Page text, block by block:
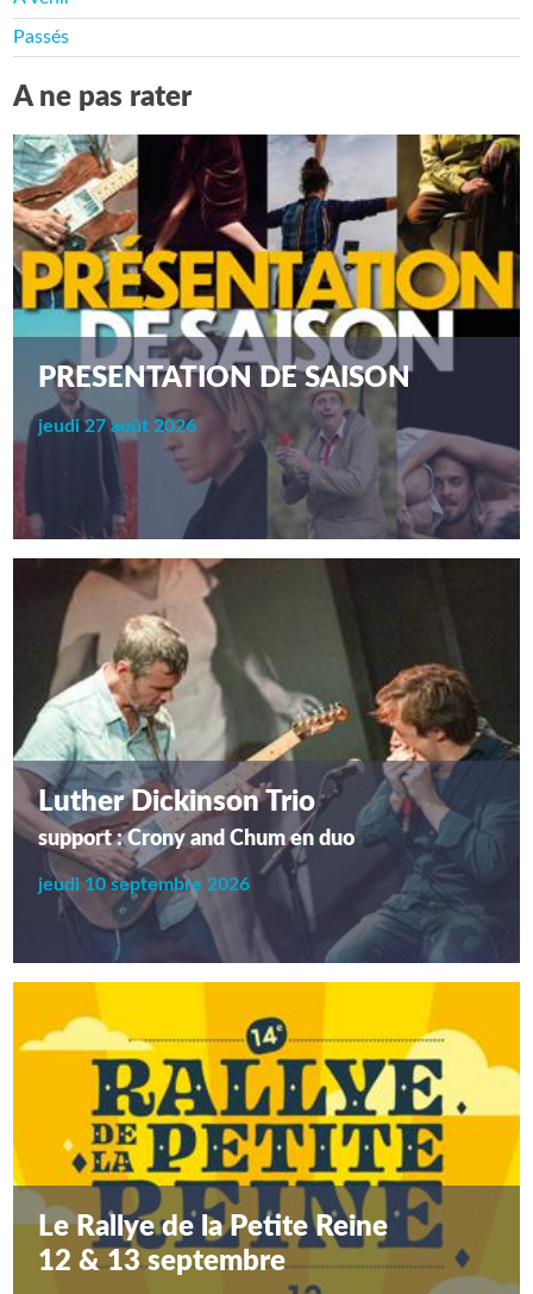
Passés
A ne pas rater
PRESENTATION DE SAISON
jeudi 27 août 2026
Luther Dickinson Trio
support : Crony and Chum en duo
jeudi 10 septembre 2026
Le Rallye de la Petite Reine
12 & 13 septembre